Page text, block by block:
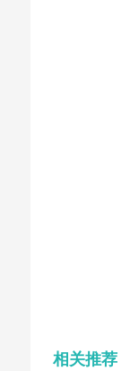
相关推荐